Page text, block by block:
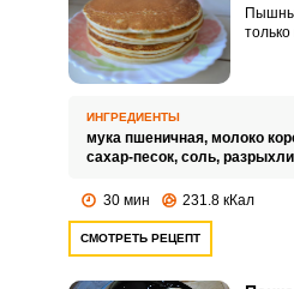
ИНГРЕДИЕНТЫ
мука пшеничная, молоко
сахар-песок, соль,
30 мин 231.8 кКал
СМОТРЕТЬ РЕЦЕПТ